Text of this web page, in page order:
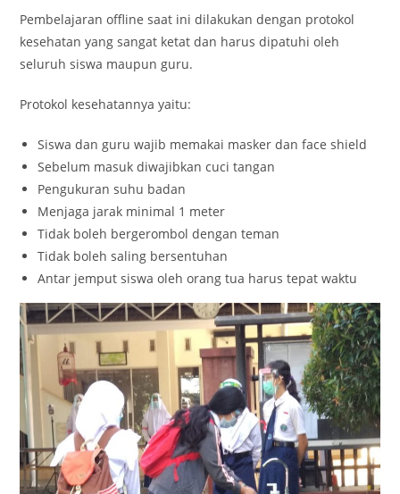
Pembelajaran offline saat ini dilakukan dengan protokol
kesehatan yang sangat ketat dan harus dipatuhi oleh
seluruh siswa maupun guru.
Protokol kesehatannya yaitu:
Siswa dan guru wajib memakai masker dan face shield
Sebelum masuk diwajibkan cuci tangan
Pengukuran suhu badan
Menjaga jarak minimal 1 meter
Tidak boleh bergerombol dengan teman
Tidak boleh saling bersentuhan
Antar jemput siswa oleh orang tua harus tepat waktu